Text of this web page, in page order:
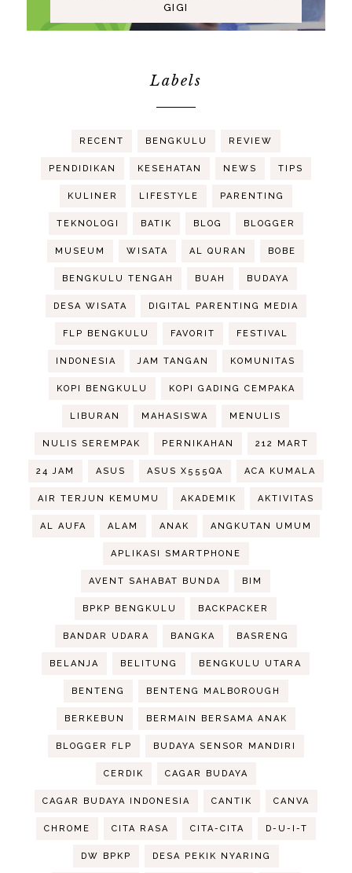
GIGI
Labels
RECENT BENGKULU REVIEW
PENDIDIKAN KESEHATAN NEWS TIPS
KULINER LIFESTYLE PARENTING
TEKNOLOGI BATIK BLOG BLOGGER
MUSEUM WISATA AL QURAN BOBE
BENGKULU TENGAH BUAH BUDAYA
DESA WISATA DIGITAL PARENTING MEDIA
FLP BENGKULU FAVORIT FESTIVAL
INDONESIA JAM TANGAN KOMUNITAS
KOPI BENGKULU KOPI GADING CEMPAKA
LIBURAN MAHASISWA MENULIS
NULIS SEREMPAK PERNIKAHAN 212 MART
24 JAM ASUS ASUS X555QA ACA KUMALA
AIR TERJUN KEMUMU AKADEMIK AKTIVITAS
AL AUFA ALAM ANAK ANGKUTAN UMUM
APLIKASI SMARTPHONE
AVENT SAHABAT BUNDA BIM
BPKP BENGKULU BACKPACKER
BANDAR UDARA BANGKA BASRENG
BELANJA BELITUNG BENGKULU UTARA
BENTENG BENTENG MALBOROUGH
BERKEBUN BERMAIN BERSAMA ANAK
BLOGGER FLP BUDAYA SENSOR MANDIRI
CERDIK CAGAR BUDAYA
CAGAR BUDAYA INDONESIA CANTIK CANVA
CHROME CITA RASA CITA-CITA D-U-I-T
DW BPKP DESA PEKIK NYARING